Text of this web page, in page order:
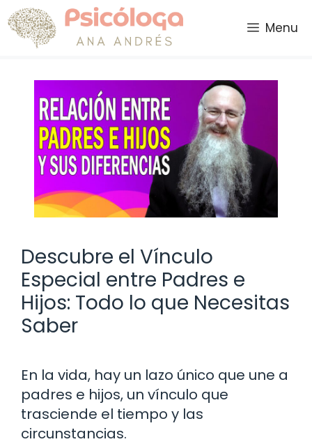
Saltar
al
contenido
Menu
Descubre el Vínculo
Especial entre Padres e
Hijos: Todo lo que Necesitas
Saber
En la vida, hay un lazo único que une a
padres e hijos, un vínculo que
trasciende el tiempo y las
circunstancias.